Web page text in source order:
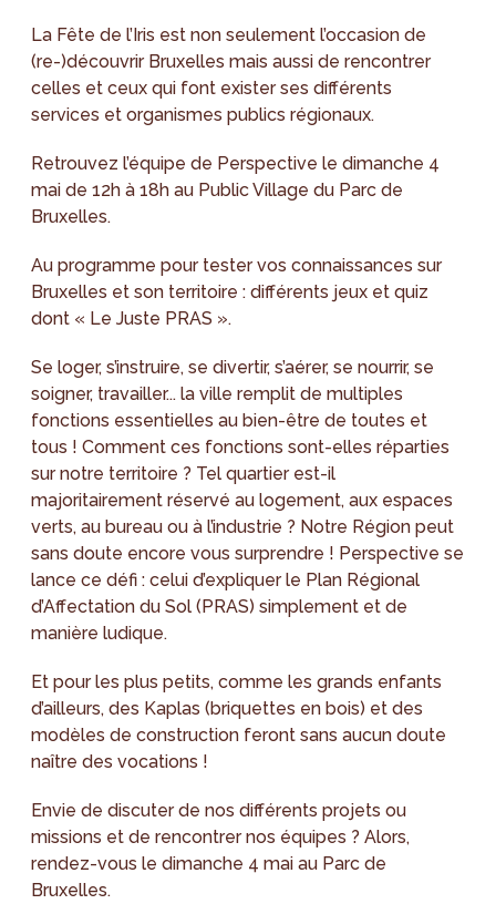
La Fête de l’Iris est non seulement l’occasion de
(re-)découvrir Bruxelles mais aussi de rencontrer
celles et ceux qui font exister ses différents
services et organismes publics régionaux.
Retrouvez l’équipe de Perspective le dimanche 4
mai de 12h à 18h au Public Village du Parc de
Bruxelles.
Au programme pour tester vos connaissances sur
Bruxelles et son territoire : différents jeux et quiz
dont « Le Juste PRAS ».
Se loger, s’instruire, se divertir, s’aérer, se nourrir, se
soigner, travailler... la ville remplit de multiples
fonctions essentielles au bien-être de toutes et
tous ! Comment ces fonctions sont-elles réparties
sur notre territoire ? Tel quartier est-il
majoritairement réservé au logement, aux espaces
verts, au bureau ou à l’industrie ? Notre Région peut
sans doute encore vous surprendre ! Perspective se
lance ce défi : celui d’expliquer le Plan Régional
d’Affectation du Sol (PRAS) simplement et de
manière ludique.
Et pour les plus petits, comme les grands enfants
d’ailleurs, des Kaplas (briquettes en bois) et des
modèles de construction feront sans aucun doute
naître des vocations !
Envie de discuter de nos différents projets ou
missions et de rencontrer nos équipes ? Alors,
rendez-vous le dimanche 4 mai au Parc de
Bruxelles.